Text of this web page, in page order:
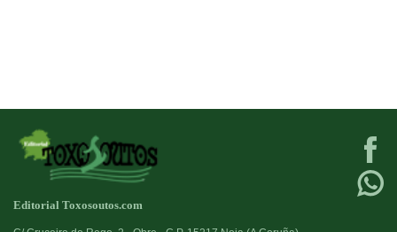
Editorial Toxosoutos.com